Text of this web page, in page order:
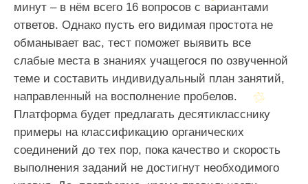
минут – в нём всего 16 вопросов с вариантами
ответов. Однако пусть его видимая простота не
обманывает вас, тест поможет выявить все
слабые места в знаниях учащегося по озвученной
теме и составить индивидуальный план занятий,
направленный на восполнение пробелов.
Платформа будет предлагать десятикласснику
примеры на классификацию органических
соединений до тех пор, пока качество и скорость
выполнения заданий не достигнут необходимого